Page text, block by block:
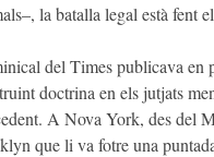
la batalla legal està fent
del Times publicava en
doctrina en els jutjats
A Nova York, des del
que li va fotre una